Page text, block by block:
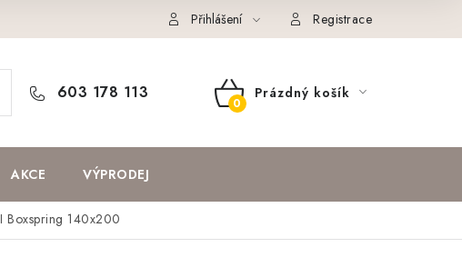
Přihlášení Registrace
603 178 113
NÁKUPNÍ
Prázdný košík
AKCE VÝPRODEJ
Boxspring 140x200